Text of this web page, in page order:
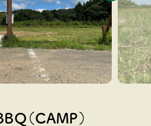
（CAMP）